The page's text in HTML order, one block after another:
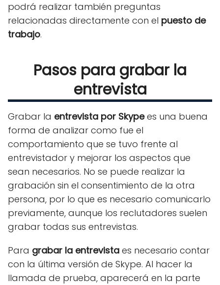
podrá realizar también preguntas
relacionadas directamente con el puesto de
trabajo.
Pasos para grabar la
entrevista
Grabar la entrevista por Skypees una buena
forma de analizar como fue el
comportamiento que se tuvo frente al
entrevistador y mejorar los aspectos que
sean necesarios. No se puede realizar la
grabación sin el consentimiento de la otra
persona, por lo que es necesario comunicarlo
previamente, aunque los reclutadores suelen
grabar todas sus entrevistas.
Para grabar la entrevista es necesario contar
con la última versión de Skype. Al hacer la
llamada de prueba, aparecerá en la parte